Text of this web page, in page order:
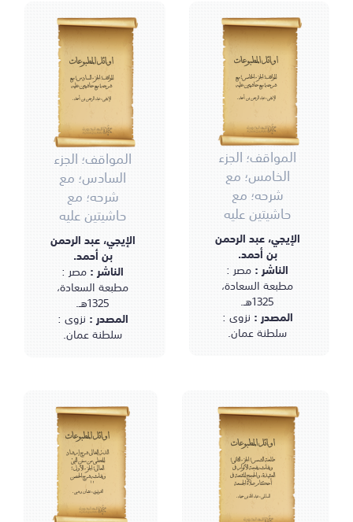
أوائل المطبوعات
المواقف؛ الجزء السادس؛ مع
شرحه؛ مع حاشيتين عليه
الإيجي، عبد الرحمن بن أحمد.
المواقف؛ الجزء
السادس؛ مع
شرحه؛ مع
حاشيتين عليه
الإيجي، عبد الرحمن
بن أحمد.
الناشر :مصر :
مطبعة السعادة،
1325هـ.
المصدر : نزوى :
سلطنة عمان.
أوائل المطبوعات
المواقف؛ الجزء الخامس؛ مع
شرحه؛ مع حاشيتين عليه
الإيجي، عبد الرحمن بن أحمد.
المواقف؛ الجزء
الخامس؛ مع
شرحه؛ مع
حاشيتين عليه
الإيجي، عبد الرحمن
بن أحمد.
الناشر :مصر :
مطبعة السعادة،
1325هـ.
المصدر : نزوى :
سلطنة عمان.
أوائل المطبوعات
الدرّ الغالي شرح إرشاد
المتحلّي من سنن النبيّ
العالي؛ الجزء الأول ؛
وبهامشه شرح الحصن
الحصين
القونيوي، عثمان وهبي.
أوائل المطبوعات
طلعة الشمس؛ الجزء الثاني؛
وبهامشه بهجة الأنوار في
العقيدة، والحجج المقنعة في
أحكام صلاة الجمعة
السالمي، عبد الله بن حميد.